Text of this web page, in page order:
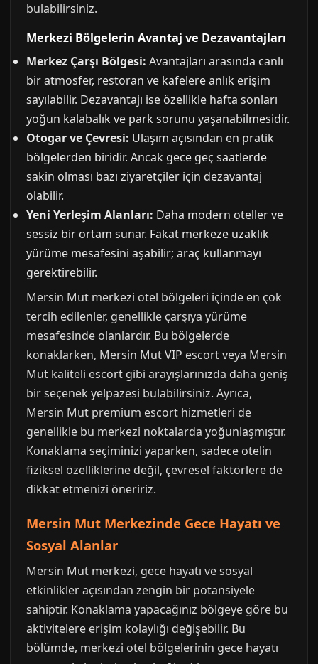
bulabilirsiniz.
Merkezi Bölgelerin Avantaj ve Dezavantajları
Merkez Çarşı Bölgesi: Avantajları arasında canlı
bir atmosfer, restoran ve kafelere anlık erişim
sayılabilir. Dezavantajı ise özellikle hafta sonları
yoğun kalabalık ve park sorunu yaşanabilmesidir.
Otogar ve Çevresi: Ulaşım açısından en pratik
bölgelerden biridir. Ancak gece geç saatlerde
sakin olması bazı ziyaretçiler için dezavantaj
olabilir.
Yeni Yerleşim Alanları: Daha modern oteller ve
sessiz bir ortam sunar. Fakat merkeze uzaklık
yürüme mesafesini aşabilir; araç kullanmayı
gerektirebilir.
Mersin Mut merkezi otel bölgeleri içinde en çok
tercih edilenler, genellikle çarşıya yürüme
mesafesinde olanlardır. Bu bölgelerde
konaklarken, Mersin Mut VIP escort veya Mersin
Mut kaliteli escort gibi arayışlarınızda daha geniş
bir seçenek yelpazesi bulabilirsiniz. Ayrıca,
Mersin Mut premium escort hizmetleri de
genellikle bu merkezi noktalarda yoğunlaşmıştır.
Konaklama seçiminizi yaparken, sadece otelin
fiziksel özelliklerine değil, çevresel faktörlere de
dikkat etmenizi öneririz.
Mersin Mut Merkezinde Gece Hayatı ve
Sosyal Alanlar
Mersin Mut merkezi, gece hayatı ve sosyal
etkinlikler açısından zengin bir potansiyele
sahiptir. Konaklama yapacağınız bölgeye göre bu
aktivitelere erişim kolaylığı değişebilir. Bu
bölümde, merkezi otel bölgelerinin gece hayatı